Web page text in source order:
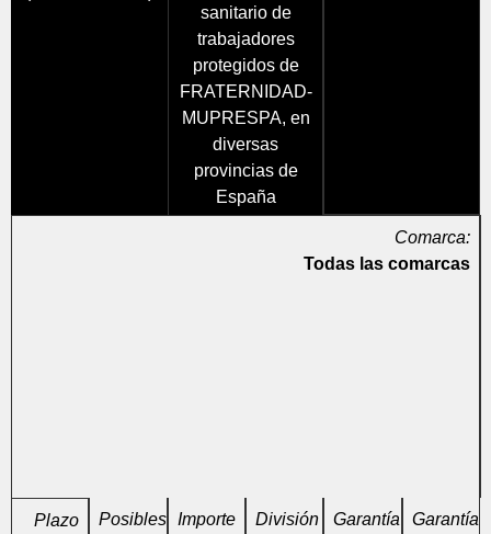
sanitario de
trabajadores
protegidos de
FRATERNIDAD-
MUPRESPA, en
diversas
provincias de
España
Comarca:
Todas las comarcas
Plazo
Posibles
Importe
División
Garantía
Garantía